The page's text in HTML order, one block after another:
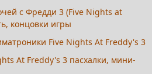
с Фредди 3 (Five Nights at
концовки игры
Five Nights At Freddy's 3
At Freddy's 3 пасхалки, мини-